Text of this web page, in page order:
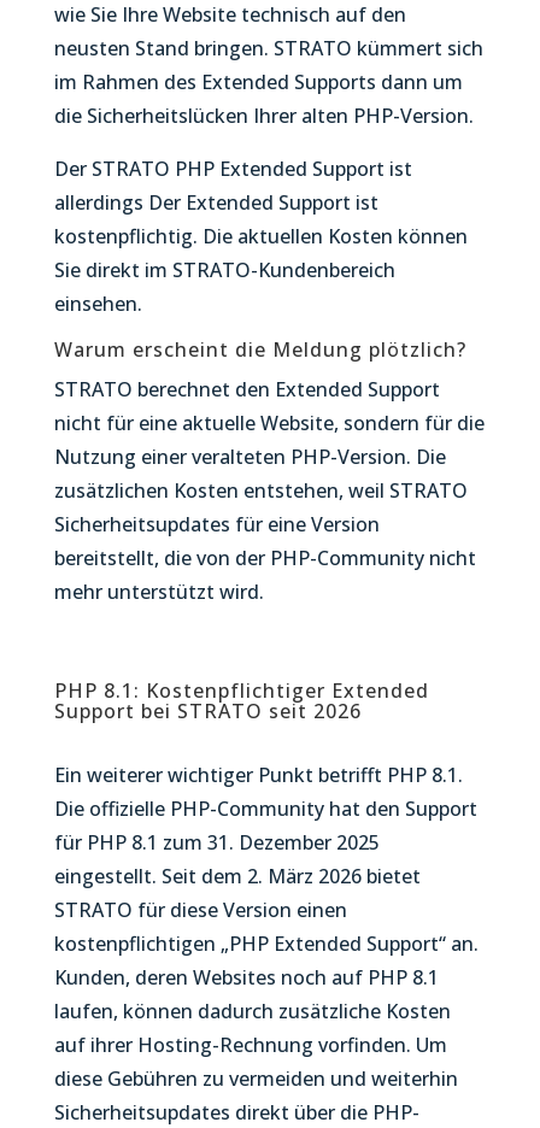
wie Sie Ihre Website technisch auf den
neusten Stand bringen. STRATO kümmert sich
im Rahmen des Extended Supports dann um
die Sicherheitslücken Ihrer alten PHP-Version.
Der STRATO PHP Extended Support ist
allerdings Der Extended Support ist
kostenpflichtig. Die aktuellen Kosten können
Sie direkt im STRATO-Kundenbereich
einsehen.
Warum erscheint die Meldung plötzlich?
STRATO berechnet den Extended Support
nicht für eine aktuelle Website, sondern für die
Nutzung einer veralteten PHP-Version. Die
zusätzlichen Kosten entstehen, weil STRATO
Sicherheitsupdates für eine Version
bereitstellt, die von der PHP-Community nicht
mehr unterstützt wird.
PHP 8.1: Kostenpflichtiger Extended
Support bei STRATO seit 2026
Ein weiterer wichtiger Punkt betrifft PHP 8.1.
Die offizielle PHP-Community hat den Support
für PHP 8.1 zum 31. Dezember 2025
eingestellt. Seit dem 2. März 2026 bietet
STRATO für diese Version einen
kostenpflichtigen „PHP Extended Support“ an.
Kunden, deren Websites noch auf PHP 8.1
laufen, können dadurch zusätzliche Kosten
auf ihrer Hosting-Rechnung vorfinden. Um
diese Gebühren zu vermeiden und weiterhin
Sicherheitsupdates direkt über die PHP-